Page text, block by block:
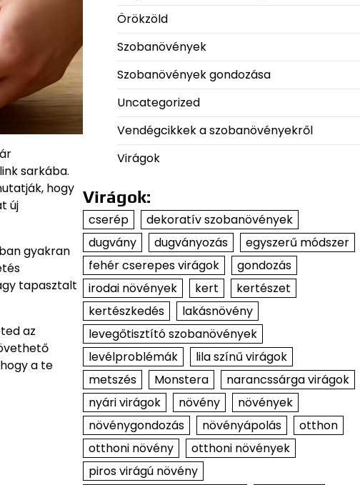
sarkába.
hogy
új
gyakran
tapasztalt
az
a te
Örökzöld
Szobanövények
Szobanövények gondozása
Uncategorized
Vendégcikkek a szobanövényekről
Virágok
Virágok:
cserép
dekoratív szobanövények
dugvány
dugványozás
egyszerű módszer
fehér cserepes virágok
gondozás
irodai növények
kert
kertészet
kertészkedés
lakásnövény
levegőtisztító szobanövények
levélproblémák
lila színű virágok
metszés
Monstera
narancssárga virágok
nyári virágok
növény
növények
növénygondozás
növényápolás
otthon
otthoni növény
otthoni növények
piros virágú növény